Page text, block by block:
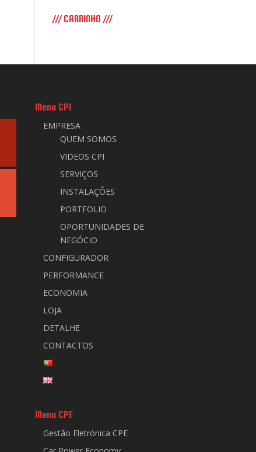
/// CARRINHO ///
Menu CPI
EMPRESA
QUEM SOMOS
VIDEOS CPI
SERVIÇOS
INSTALAÇÕES
PORTFOLIO
OPORTUNIDADES DE
NEGÓCIO
CONFIGURADOR
PERFORMANCE
ECONOMIA
LOJA
DETALHE
CONTACTOS
Menu CPE
Gestão Eletrónica CPE